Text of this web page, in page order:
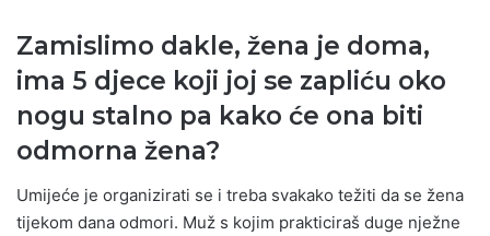
Zamislimo dakle, žena je doma,
ima 5 djece koji joj se zapliću oko
nogu stalno pa kako će ona biti
odmorna žena?
Umijeće je organizirati se i treba svakako težiti da se žena
tijekom dana odmori. Muž s kojim prakticiraš duge nježne